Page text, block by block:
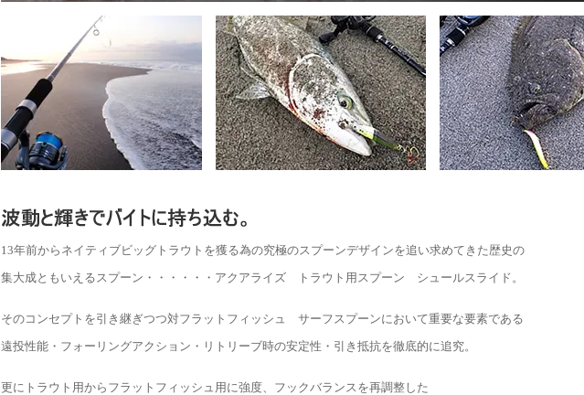
13年前からネイティブビッグトラウトを獲る為の究極のスプーンデザインを追い求めてきた歴史の
集大成ともいえるスプーン・・・・・・アクアライズ トラウト用スプーン シュールスライド。
そのコンセプトを引き継ぎつつ対フラットフィッシュ サーフスプーンにおいて重要な要素である
遠投性能・フォーリングアクション・リトリーブ時の安定性・引き抵抗を徹底的に追究。
更にトラウト用からフラットフィッシュ用に強度、フックバランスを再調整した